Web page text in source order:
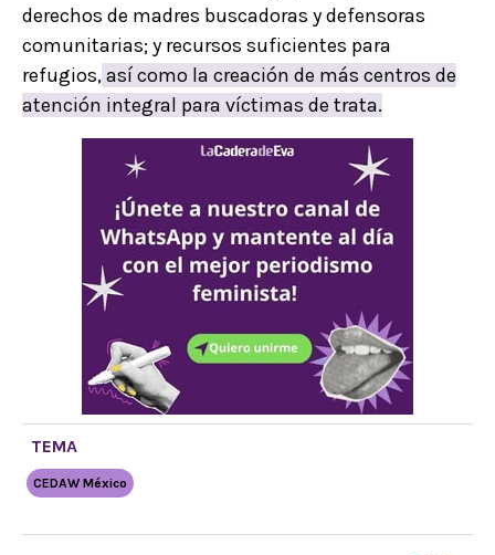
derechos de madres buscadoras y defensoras
comunitarias; y recursos suficientes para
refugios,así como la creación de más centros de
atención integral para víctimas de trata.
TEMA
CEDAW México